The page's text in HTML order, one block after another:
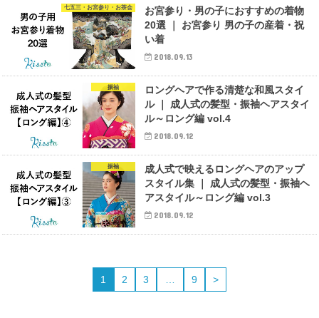
七五三・お宮参り・お茶会
お宮参り・男の子におすすめの着物
20選 ｜ お宮参り 男の子の産着・祝
い着
2018.09.13
振袖
ロングヘアで作る清楚な和風スタイ
ル ｜ 成人式の髪型・振袖ヘアスタイ
ル～ロング編 vol.4
2018.09.12
振袖
成人式で映えるロングヘアのアップ
スタイル集 ｜ 成人式の髪型・振袖ヘ
アスタイル～ロング編 vol.3
2018.09.12
1 2 3 9 >